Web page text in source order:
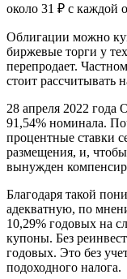
около 31 ₽ с каждой
Облигации можно
биржевые торги у
перепродает.
стоит рассчитывать
28 апреля 2022
91,54% номинала.
процентные ставки
размещения, и, чтобы
вынужден
Благодаря такой
адекватную, по
10,29% годовых на
купоны. Без
годовых. Это без
подоходного налога.